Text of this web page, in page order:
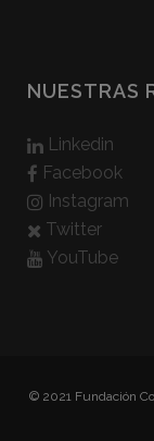
NUESTRAS
Linkedin
Facebook
Instagram
Twitter
YouTube
© 2021 Fundación